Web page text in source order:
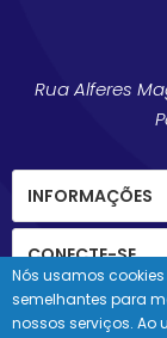
Rua Alferes
INFORMAÇÕES
CONECTE-SE
Nós usamos
semelhantes para
nossos serviços. Ao